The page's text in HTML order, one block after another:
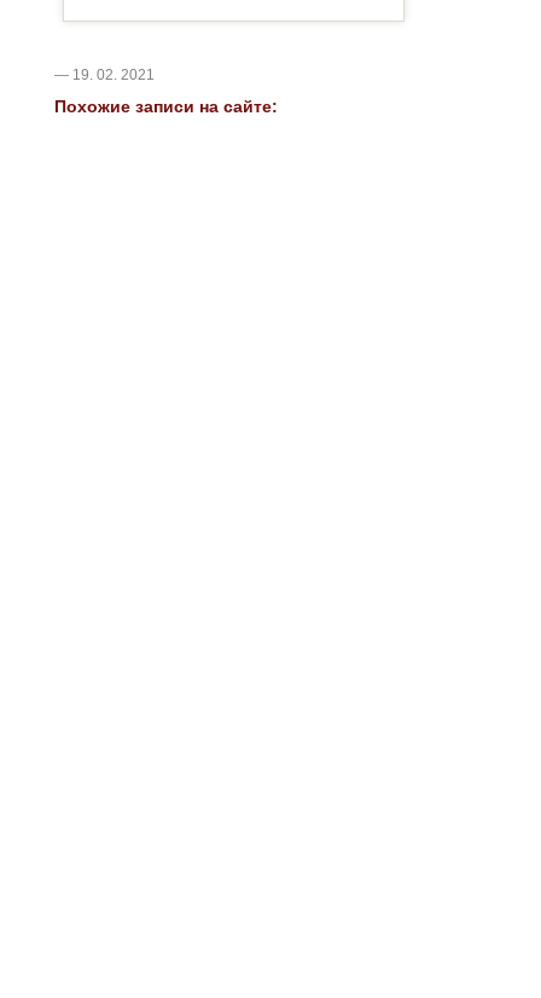
— 19. 02. 2021
Похожие записи на сайте: